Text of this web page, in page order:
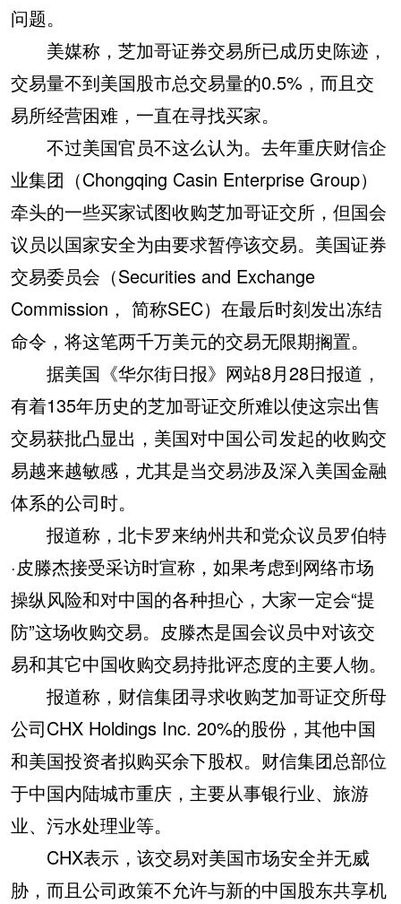
问题。
美媒称，芝加哥证券交易所已成历史陈迹，
交易量不到美国股市总交易量的0.5%，而且交
易所经营困难，一直在寻找买家。
不过美国官员不这么认为。去年重庆财信企
业集团（Chongqing Casin Enterprise Group）
牵头的一些买家试图收购芝加哥证交所，但国会
议员以国家安全为由要求暂停该交易。美国证券
交易委员会（Securities and Exchange
Commission， 简称SEC）在最后时刻发出冻结
命令，将这笔两千万美元的交易无限期搁置。
据美国《华尔街日报》网站8月28日报道，
有着135年历史的芝加哥证交所难以使这宗出售
交易获批凸显出，美国对中国公司发起的收购交
易越来越敏感，尤其是当交易涉及深入美国金融
体系的公司时。
报道称，北卡罗来纳州共和党众议员罗伯特
·皮滕杰接受采访时宣称，如果考虑到网络市场
操纵风险和对中国的各种担心，大家一定会“提
防”这场收购交易。皮滕杰是国会议员中对该交
易和其它中国收购交易持批评态度的主要人物。
报道称，财信集团寻求收购芝加哥证交所母
公司CHX Holdings Inc. 20%的股份，其他中国
和美国投资者拟购买余下股权。财信集团总部位
于中国内陆城市重庆，主要从事银行业、旅游
业、污水处理业等。
CHX表示，该交易对美国市场安全并无威
胁，而且公司政策不允许与新的中国股东共享机